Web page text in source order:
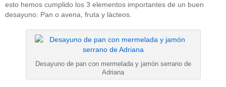
esto hemos cumplido los 3 elementos importantes de un buen
desayuno: Pan o avena, fruta y lácteos.
Desayuno de pan con mermelada y jamón serrano de
Adriana